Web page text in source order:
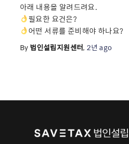
아래 내용을 알려드려요.
필요한 요건은?
어떤 서류를 준비해야 하나요?
By 법인설립지원센터,2년 ago